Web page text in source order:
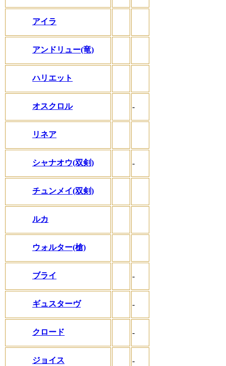
アイラ
アンドリュー(竜)
ハリエット
オスクロル -
リネア
シャナオウ(双剣) -
チュンメイ(双剣)
ルカ
ウォルター(槍)
ブライ -
ギュスターヴ -
クロード -
ジョイス -